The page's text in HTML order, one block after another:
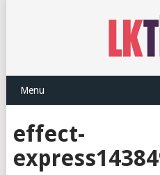
Menu
effect-